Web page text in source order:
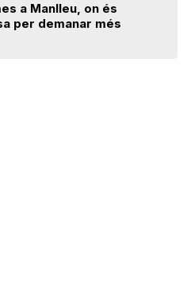
a Manlleu, on és
per demanar més